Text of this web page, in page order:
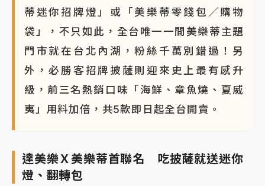
蒂迷你招牌燈」或「美樂蒂零錢包／購物
袋」，不只如此，全台唯一一間美樂蒂主題
門市就在台北內湖，粉絲千萬別錯過！另
外，必勝客招牌披薩則迎來史上最有感升
級，前三名熱銷口味「海鮮、章魚燒、夏威
夷」用料加倍，共5款即日起全台開賣。
達美樂Ｘ美樂蒂首聯名 吃披薩就送迷你
燈、翻轉包